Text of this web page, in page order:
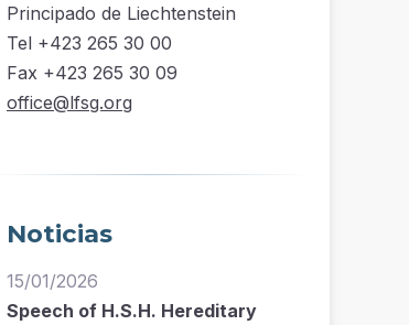
Principado de Liechtenstein
Tel +423 265 30 00
Fax +423 265 30 09
office@lfsg.org
Noticias
15/01/2026
Speech of H.S.H. Hereditary